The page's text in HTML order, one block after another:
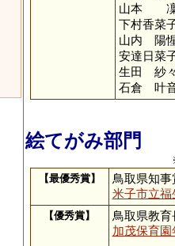
山本 凜
下村香菜
山内 陽惺
安達日菜
生田 紗々
石倉 叶音
絵てがみ部門
【最優秀賞】
鳥取県知事
米子市立
【優秀賞】
鳥取県教育
加茂保育